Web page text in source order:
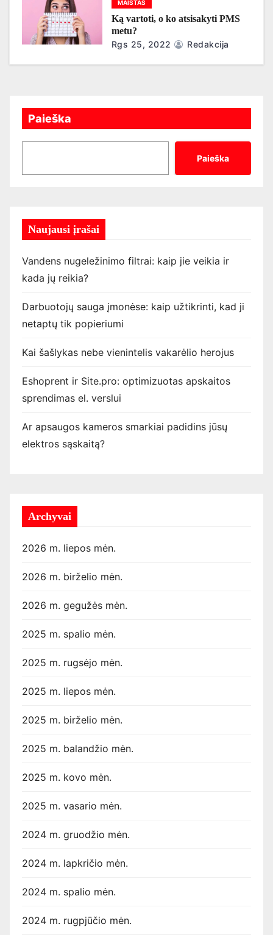
MAISTAS
Ką vartoti, o ko atsisakyti PMS
metu?
Rgs 25, 2022
Redakcija
Paieška
Paieška
Naujausi įrašai
Vandens nugeležinimo filtrai: kaip jie veikia ir
kada jų reikia?
Darbuotojų sauga įmonėse: kaip užtikrinti, kad ji
netaptų tik popieriumi
Kai šašlykas nebe vienintelis vakarėlio herojus
Eshoprent ir Site.pro: optimizuotas apskaitos
sprendimas el. verslui
Ar apsaugos kameros smarkiai padidins jūsų
elektros sąskaitą?
Archyvai
2026 m. liepos mėn.
2026 m. birželio mėn.
2026 m. gegužės mėn.
2025 m. spalio mėn.
2025 m. rugsėjo mėn.
2025 m. liepos mėn.
2025 m. birželio mėn.
2025 m. balandžio mėn.
2025 m. kovo mėn.
2025 m. vasario mėn.
2024 m. gruodžio mėn.
2024 m. lapkričio mėn.
2024 m. spalio mėn.
2024 m. rugpjūčio mėn.